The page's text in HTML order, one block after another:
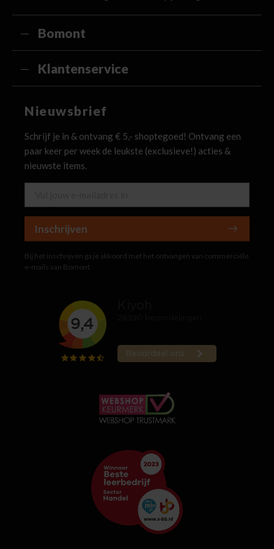
Bomont
Klantenservice
Nieuwsbrief
Schrijf je in & ontvang € 5,- shoptegoed! Ontvang een
paar keer per week de leukste (exclusieve!) acties &
nieuwste items.
Inschrijven
Bij het inschrijven ga je akkoord met het ontvangen van commerciële
e-mails van Bomont.